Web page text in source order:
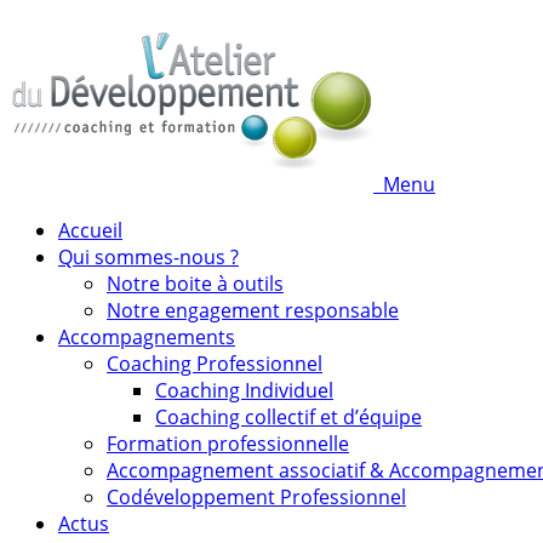
Menu
Accueil
Qui sommes-nous ?
Notre boite à outils
Notre engagement responsable
Accompagnements
Coaching Professionnel
Coaching Individuel
Coaching collectif et d’équipe
Formation professionnelle
Accompagnement associatif &
Codéveloppement Professionnel
Actus